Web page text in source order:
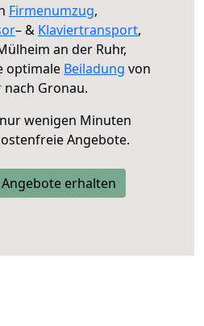
Firmenumzug,
– & Klaviertransport,
an der Ruhr,
optimale Beiladung von
Gronau.
wenigen Minuten
Angebote.
erhalten